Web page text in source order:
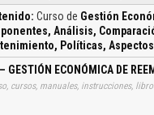
Curso de Gestión
Análisis,
Políticas,
GESTIÓN ECONÓMICA DE